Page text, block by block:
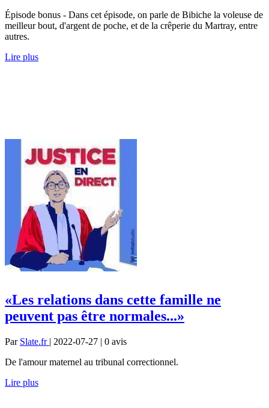
Épisode bonus - Dans cet épisode, on parle de Bibiche la voleuse de
meilleur bout, d'argent de poche, et de la crêperie du Martray, entre
autres.
Lire plus
«Les relations dans cette famille ne
peuvent pas être normales...»
Par Slate.fr | 2022-07-27 | 0 avis
De l'amour maternel au tribunal correctionnel.
Lire plus